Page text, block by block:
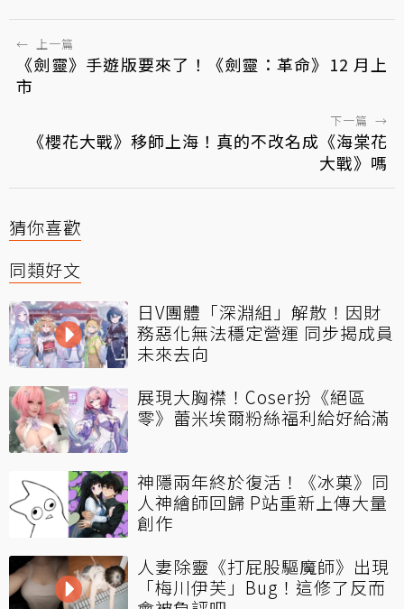
← 上一篇
《劍靈》手遊版要來了！《劍靈：革命》12 月上
市
下一篇 →
《櫻花大戰》移師上海！真的不改名成《海棠花
大戰》嗎
猜你喜歡
同類好文
日V團體「深淵組」解散！因財
務惡化無法穩定營運 同步揭成員
未來去向
展現大胸襟！Coser扮《絕區
零》蕾米埃爾粉絲福利給好給滿
神隱兩年終於復活！《冰菓》同
人神繪師回歸 P站重新上傳大量
創作
人妻除靈《打屁股驅魔師》出現
「梅川伊芙」Bug！這修了反而